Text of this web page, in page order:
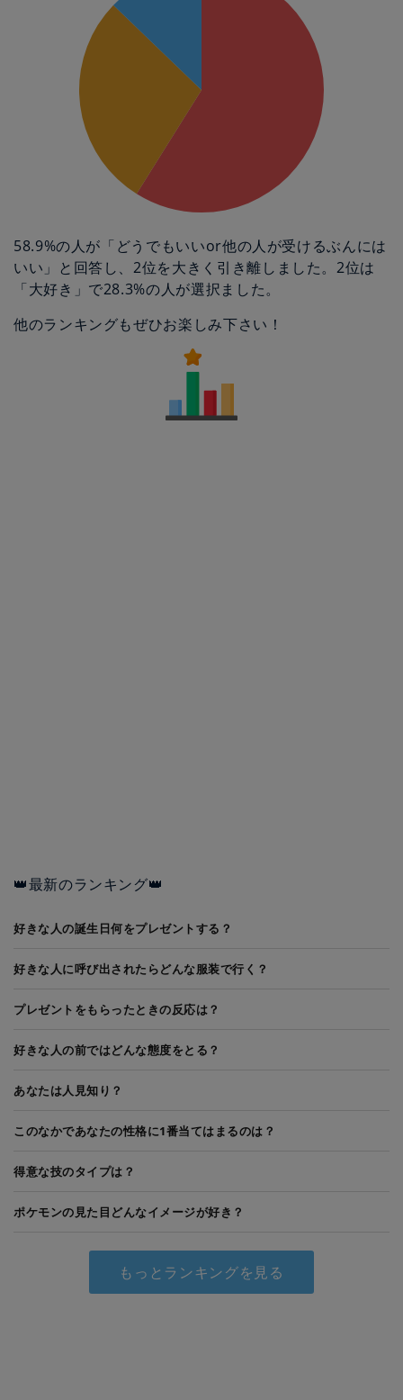
58.9%の人が「どうでもいいor他の人が受けるぶんには
いい」と回答し、2位を大きく引き離しました。2位は
「大好き」で28.3%の人が選択ました。
他のランキングもぜひお楽しみ下さい！
👑最新のランキング👑
好きな人の誕生日何をプレゼントする？
好きな人に呼び出されたらどんな服装で行く？
プレゼントをもらったときの反応は？
好きな人の前ではどんな態度をとる？
あなたは人見知り？
このなかであなたの性格に1番当てはまるのは？
得意な技のタイプは？
ポケモンの見た目どんなイメージが好き？
もっとランキングを見る